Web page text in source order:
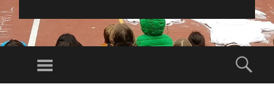
Menú